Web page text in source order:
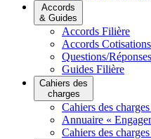
Accords
& Guides
Accords Filière
Accords Cotisations
Questions/
Guides Filière
Cahiers des
charges
Cahiers des
Annuaire «
Cahiers des